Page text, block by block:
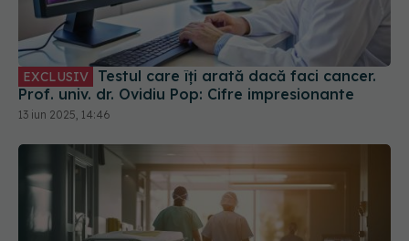
EXCLUSIV
Prof. univ. dr. Ovidiu Pop: Cifre impresionante
13 iun 2025, 14:46